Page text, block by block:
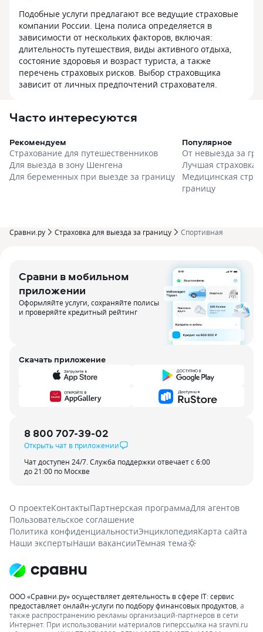
Подобные услуги предлагают все ведущие страховые
компании России. Цена полиса определяется в
зависимости от нескольких факторов, включая:
длительность путешествия, виды активного отдыха,
состояние здоровья и возраст туриста, а также
перечень страховых рисков. Выбор страховщика
зависит от личных предпочтений страхователя.
Часто интересуются
Рекомендуем
Страхование для путешественников
Для выезда в зону Шенгена
Для беременных при выезде за границу
Популярное
От невыезда за
Лучшая страховка
Медицинская
границу
Сравни.ру Страховка для выезда за границу Спортивная
Сравни в мобильном
приложении
Оформляйте услуги, сохраняйте полисы
и проверяйте кредитный рейтинг
Скачать приложение
8 800 707-39-02
Открыть чат в приложении
Чат доступен 24/7. Служба поддержки отвечает с 6:00
до 21:00 по Москве
О проектеКонтактыПартнерская программаДля агентов
Пользовательское соглашение
Политика конфиденциальностиЭнциклопедияКарта сайта
Наши экспертыНаши вакансииТёмная тема
ООО «Сравни.ру» осуществляет деятельность в сфере IT: сервис
предоставляет онлайн-услуги по подбору финансовых продуктов , а
также распространению рекламы организаций-партнеров в сети
Интернет. При использовании материалов гиперссылка на sravni.ru